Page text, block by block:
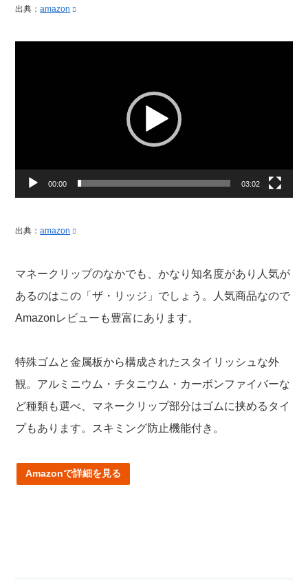
出典：amazon
00:00 03:02
出典：amazon
マネークリップのなかでも、かなり知名度があり人気が
あるのはこの「ザ・リッジ」でしょう。人気商品なので
Amazonレビューも豊富にあります。
特殊ゴムと金属板から構成されたスタイリッシュな外
観。アルミニウム・チタニウム・カーボンファイバーな
ど種類も選べ、マネークリップ部分はゴムに挟めるタイ
プもあります。スキミング防止機能付き。
Amazonで詳細を見る